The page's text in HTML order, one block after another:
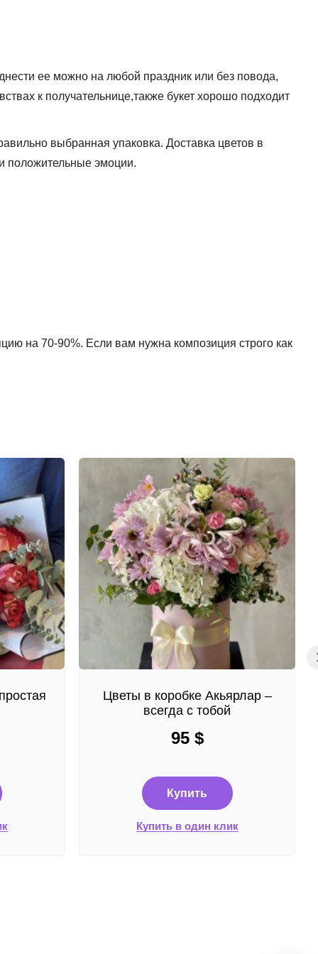
ее можно на любой праздник или без повода,
к получательнице,также букет хорошо подходит
выбранная упаковка. Доставка цветов в
положительные эмоции.
на 70-90%. Если вам нужна композиция строго как
Цветы в коробке Акьярлар –
всегда с тобой
95 $
Купить
Купить в один клик